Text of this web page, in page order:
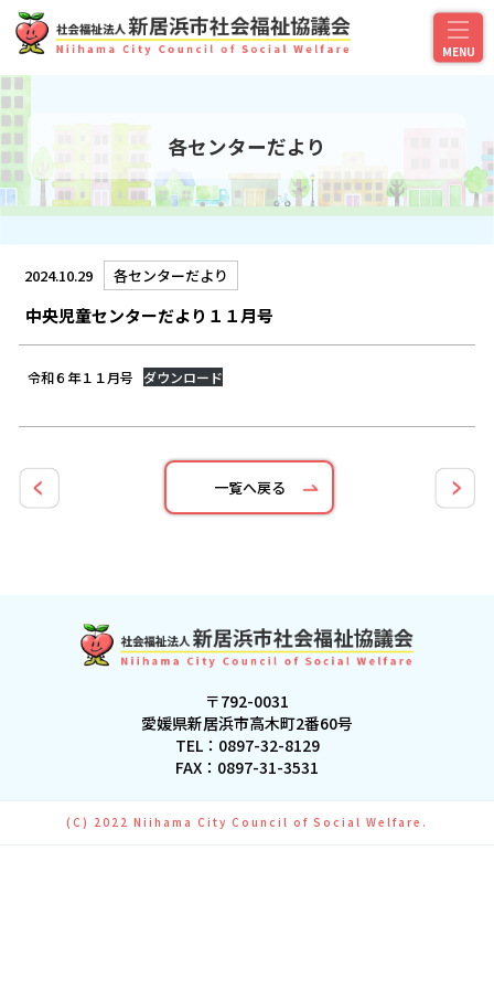
各センターだより
2024.10.29 各センターだより
中央児童センターだより１１月号
令和６年１１月号 ダウンロード
一覧へ戻る
〒792-0031
愛媛県新居浜市高木町2番60号
TEL： 0897-32-8129
FAX：0897-31-3531
(C) 2022 Niihama City Council of Social Welfare.